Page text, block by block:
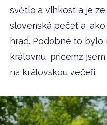
světlo a vlhkost a je
slovenská pečeť a
hrad. Podobné to bylo
královnu, přičemž
na královskou večeři.